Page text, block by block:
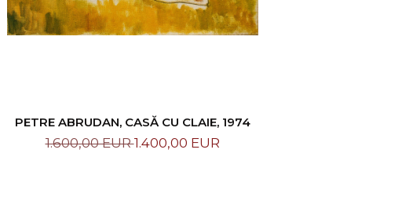
PETRE ABRUDAN, CASĂ CU CLAIE, 1974
1.600,00 EUR1.400,00 EUR